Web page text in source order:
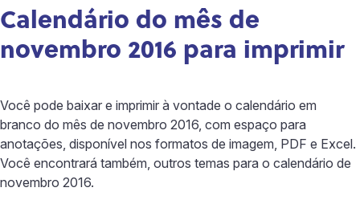
Calendário do mês de
novembro 2016 para imprimir
Você pode baixar e imprimir à vontade o calendário em
branco do mês de novembro 2016, com espaço para
anotações, disponível nos formatos de imagem, PDF e Excel.
Você encontrará também, outros temas para o calendário de
novembro 2016.